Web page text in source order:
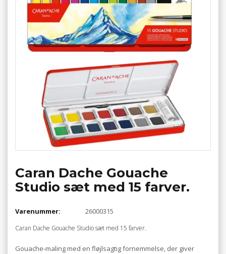
Caran Dache Gouache
Studio sæt med 15 farver.
Varenummer: 26000315
Caran Dache Gouache Studio sæt med 15 farver.
Gouache-maling med en fløjlsagtig fornemmelse, der giver